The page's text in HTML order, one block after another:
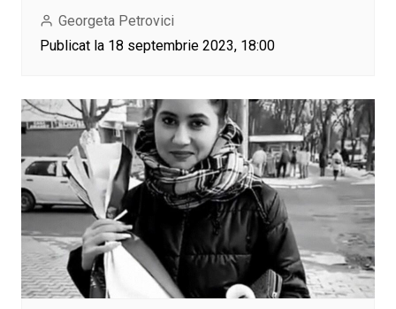
Georgeta Petrovici
Publicat la 18 septembrie 2023, 18:00